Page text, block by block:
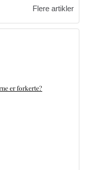
Flere artikler
er forkerte?